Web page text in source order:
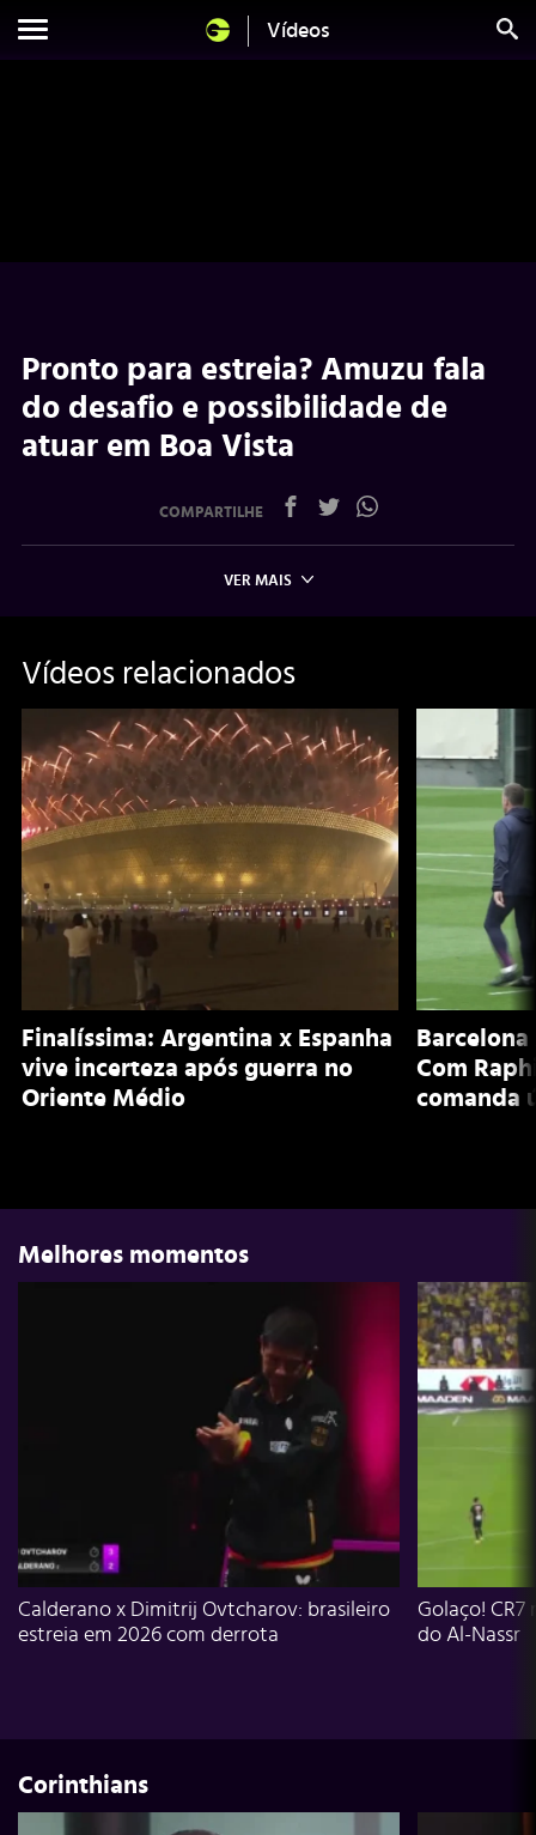
Vídeos
Pronto para estreia? Amuzu fala
do desafio e possibilidade de
atuar em Boa Vista
COMPARTILHE
VER MAIS
Vídeos relacionados
Finalíssima: Argentina x Espanha
vive incerteza após guerra no
Oriente Médio
Com
comanda
Melhores momentos
Calderano x Dimitrij Ovtcharov: brasileiro
estreia em 2026 com derrota
Golaço!
do Al-Nassr
Corinthians